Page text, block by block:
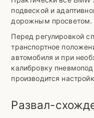
подвеской и
дорожным просветом.
Перед регулировкой
транспортное
автомобиля и при
калибровку
производится
Развал-